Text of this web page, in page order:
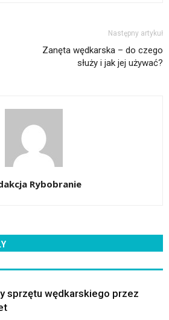
Następny artykuł
Zanęta wędkarska – do czego
służy i jak jej używać?
Rybobranie
sprzętu wędkarskiego przez